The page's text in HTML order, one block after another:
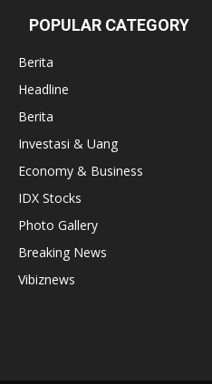
POPULAR CATEGORY
Berita
Headline
Berita
Investasi & Uang
Economy & Business
IDX Stocks
Photo Gallery
Breaking News
Vibiznews